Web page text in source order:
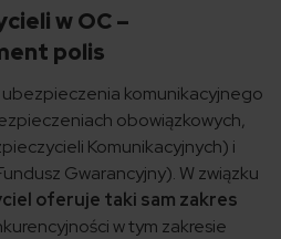
w OC –
polis
komunikacyjnego
obowiązkowych,
Komunikacyjnych) i
Gwarancyjny). W związku
oferuje taki sam zakres
w tym zakresie